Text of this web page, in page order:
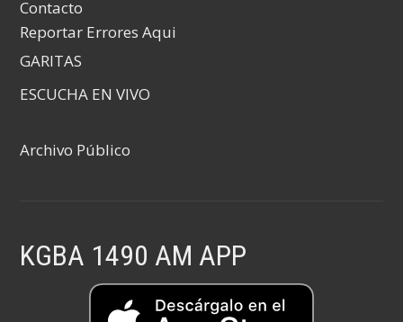
Contacto
Reportar Errores Aqui
GARITAS
ESCUCHA EN VIVO
Archivo Público
KGBA 1490 AM APP